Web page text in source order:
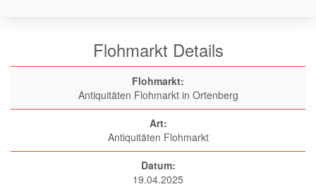
Flohmarkt Details
Flohmarkt:
Antiquitäten Flohmarkt in Ortenberg
Art:
Antiquitäten Flohmarkt
Datum:
19.04.2025